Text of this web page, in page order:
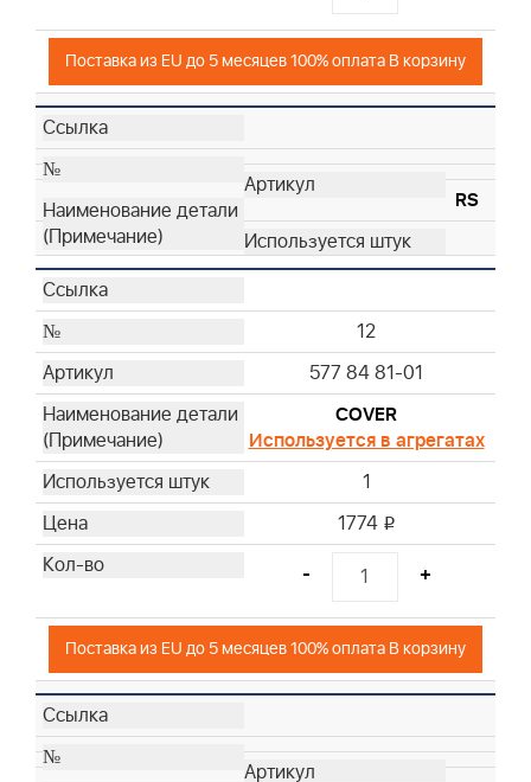
Поставка из EU до 5 месяцев 100% оплата В корзину
RS
12
577 84 81-01
COVER
Используется в агрегатах
1
1774 i
- +
Поставка из EU до 5 месяцев 100% оплата В корзину